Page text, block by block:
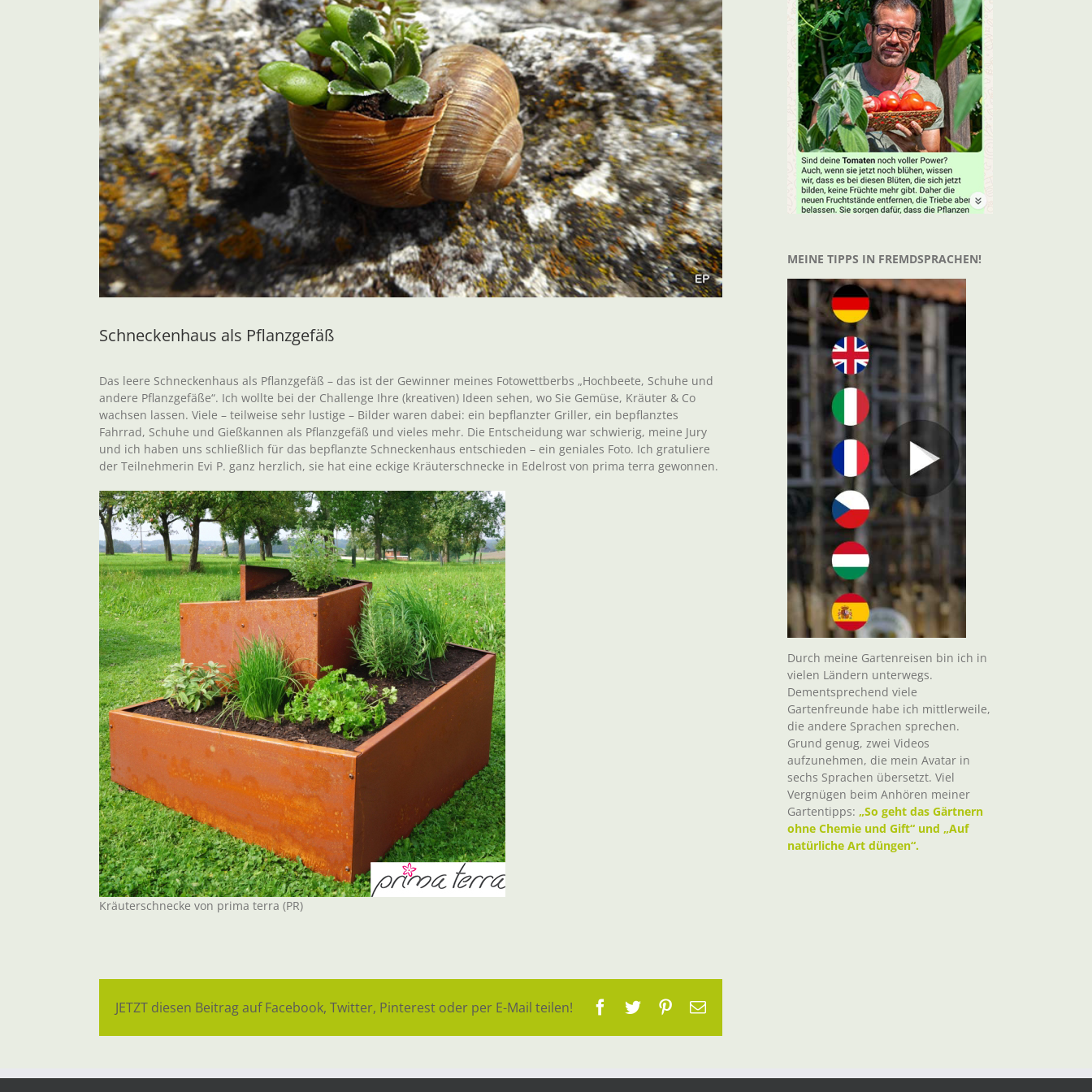
Schneckenhaus als Pflanzgefäß
Das leere Schneckenhaus als Pflanzgefäß – das ist der Gewinner meines Fotowettberbs „Hochbeete, Schuhe und
andere Pflanzgefäße“. Ich wollte bei der Challenge Ihre (kreativen) Ideen sehen, wo Sie Gemüse, Kräuter & Co
wachsen lassen. Viele – teilweise sehr lustige – Bilder waren dabei: ein bepflanzter Griller, ein bepflanztes
Fahrrad, Schuhe und Gießkannen als Pflanzgefäß und vieles mehr. Die Entscheidung war schwierig, meine Jury
und ich haben uns schließlich für das bepflanzte Schneckenhaus entschieden – ein geniales Foto. Ich gratuliere
der Teilnehmerin Evi P. ganz herzlich, sie hat eine eckige Kräuterschnecke in Edelrost von prima terra gewonnen.
Kräuterschnecke von prima terra (PR)
JETZT diesen Beitrag auf Facebook, Twitter, Pinterest oder per E-Mail teilen! Facebook
TwitterPinterest
E-
MEINE TIPPS IN FREMDSPRACHEN!
Durch meine Gartenreisen bin ich in
vielen Ländern unterwegs.
Dementsprechend viele
Gartenfreunde habe ich mittlerweile,
die andere Sprachen sprechen.
Grund genug, zwei Videos
aufzunehmen, die mein Avatar in
sechs Sprachen übersetzt. Viel
Vergnügen beim Anhören meiner
Gartentipps: „So geht das Gärtnern
ohne Chemie und Gift“ und „Auf
natürliche Art düngen“.